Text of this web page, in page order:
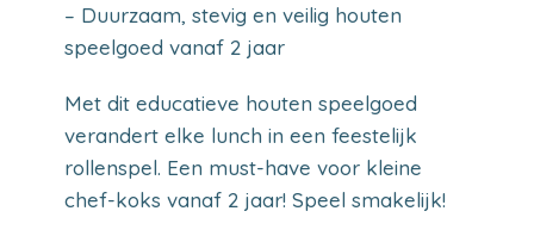
– Duurzaam, stevig en veilig houten
speelgoed vanaf 2 jaar
Met dit educatieve houten speelgoed
verandert elke lunch in een feestelijk
rollenspel. Een must-have voor kleine
chef-koks vanaf 2 jaar! Speel smakelijk!